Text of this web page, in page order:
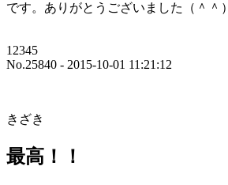
です。ありがとうございました（＾＾）
12345
No.25840 - 2015-10-01 11:21:12
きざき
最高！！